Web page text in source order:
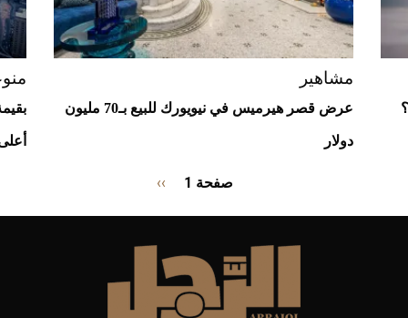
مشاهير
عرض قصر هيرميس في نيويورك للبيع بـ70 مليون
دولار
صفحة 1
الصفحة
››